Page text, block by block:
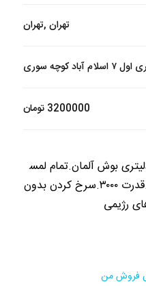
تهران ,تهران
3200000 تومان
آکبند.پلمب جعبه .سرخ کن ۶.۵لیتری بوش آلمان.تمام لمس
ی .صفحه دیجیتال.بدنه استیل.قدرت ۳۰۰۰.سرخ کردن بدون
رژیمی
فروش من